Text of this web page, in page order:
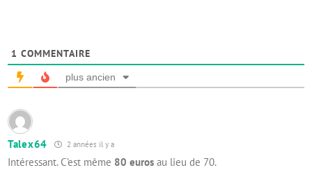
1 COMMENTAIRE
plus ancien
Talex64 2 années il y a
Intéressant. C’est même 80 euros au lieu de 70.